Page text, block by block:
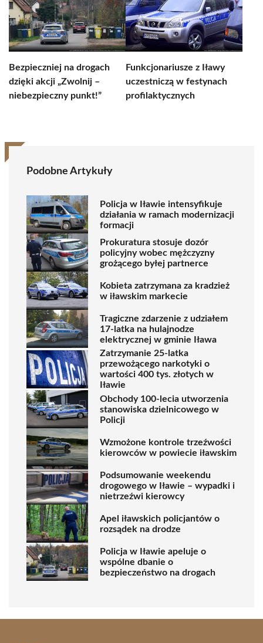
Bezpieczniej na drogach
dzięki akcji „Zwolnij –
niebezpieczny punkt!”
Funkcjonariusze z Iławy
uczestniczą w festynach
profilaktycznych
Podobne Artykuły
Policja w Iławie intensyfikuje
działania w ramach modernizacji
formacji
Prokuratura stosuje dozór
policyjny wobec mężczyzny
grożącego byłej partnerce
Kobieta zatrzymana za kradzież
w iławskim markecie
Tragiczne zdarzenie z udziałem
17-latka na hulajnodze
elektrycznej w gminie Iława
Zatrzymanie 25-latka
przewożącego narkotyki o
wartości 400 tys. złotych w
Iławie
Obchody 100-lecia utworzenia
stanowiska dzielnicowego w
Policji
Wzmożone kontrole trzeźwości
kierowców w powiecie iławskim
Podsumowanie weekendu
drogowego w Iławie – wypadki i
nietrzeźwi kierowcy
Apel iławskich policjantów o
rozsądek na drodze
Policja w Iławie apeluje o
wspólne dbanie o
bezpieczeństwo na drogach